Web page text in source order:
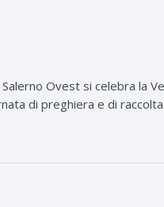
Ovest si celebra la
di preghiera e di raccolta